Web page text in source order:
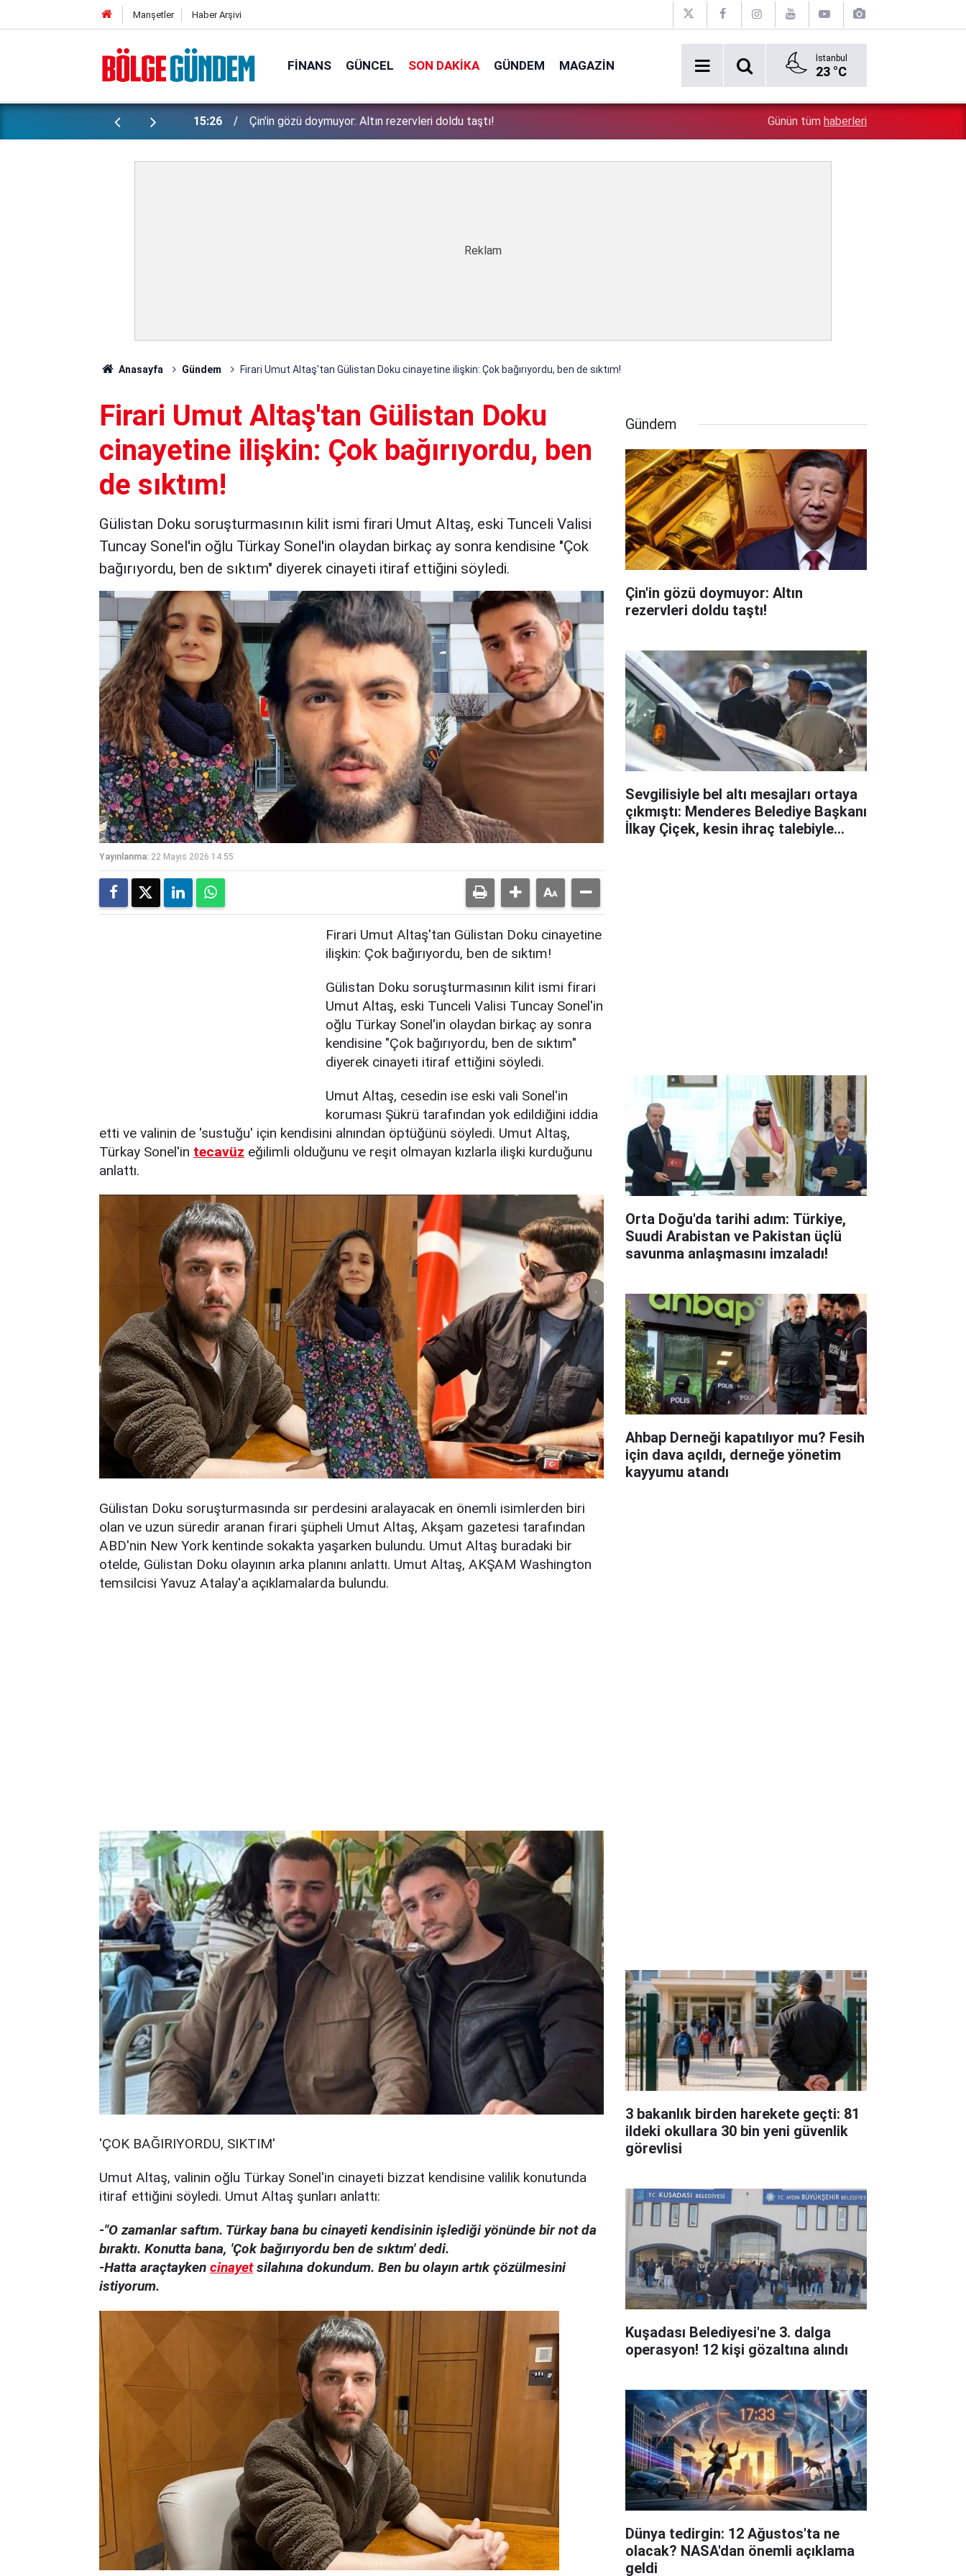
Manşetler Haber Arşivi
FINANS GÜNCEL SON DAKIKA GÜNDEM MAGAZIN İstanbul
23 °C
Peşine düşen emniyet Özbek
15:26 Çin'in gözü doymuyor: Altın rezervleri doldu taştı! Yılmaz Özdil, Özgür Özel'e verdi veriştirdi! ''Bu
Günün tüm haberleri
Anasayfa Gündem Firari Umut Altaş'tan Gülistan Doku cinayetine ilişkin: Çok bağırıyordu, ben de sıktım!
Firari Umut Altaş'tan Gülistan Doku
cinayetine ilişkin: Çok bağırıyordu, ben
de sıktım!
Gülistan Doku soruşturmasının kilit ismi firari Umut Altaş, eski Tunceli Valisi
Tuncay Sonel'in oğlu Türkay Sonel'in olaydan birkaç ay sonra kendisine "Çok
bağırıyordu, ben de sıktım" diyerek cinayeti itiraf ettiğini söyledi.
Yayınlanma: 22 Mayıs 2026 14:55
Firari Umut Altaş'tan Gülistan Doku cinayetine
ilişkin: Çok bağırıyordu, ben de sıktım!
Gülistan Doku soruşturmasının kilit ismi firari
Umut Altaş, eski Tunceli Valisi Tuncay Sonel'in
oğlu Türkay Sonel'in olaydan birkaç ay sonra
kendisine "Çok bağırıyordu, ben de sıktım"
diyerek cinayeti itiraf ettiğini söyledi.
Umut Altaş, cesedin ise eski vali Sonel'in
koruması Şükrü tarafından yok edildiğini iddia
etti ve valinin de 'sustuğu' için kendisini alnından öptüğünü söyledi. Umut Altaş,
Türkay Sonel'in tecavüz eğilimli olduğunu ve reşit olmayan kızlarla ilişki kurduğunu
anlattı.
Gülistan Doku soruşturmasında sır perdesini aralayacak en önemli isimlerden biri
olan ve uzun süredir aranan firari şüpheli Umut Altaş, Akşam gazetesi tarafından
ABD'nin New York kentinde sokakta yaşarken bulundu. Umut Altaş buradaki bir
otelde, Gülistan Doku olayının arka planını anlattı. Umut Altaş, AKŞAM Washington
temsilcisi Yavuz Atalay'a açıklamalarda bulundu.
'ÇOK BAĞIRIYORDU, SIKTIM'
Umut Altaş, valinin oğlu Türkay Sonel'in cinayeti bizzat kendisine valilik konutunda
itiraf ettiğini söyledi. Umut Altaş şunları anlattı:
-"O zamanlar saftım. Türkay bana bu cinayeti kendisinin işlediği yönünde bir not da
bıraktı. Konutta bana, 'Çok bağırıyordu ben de sıktım' dedi.
-Hatta araçtayken cinayetsilahına dokundum. Ben bu olayın artık çözülmesini
istiyorum.
Gündem
Çin'in gözü doymuyor: Altın
rezervleri doldu taştı!
Sevgilisiyle bel altı mesajları ortaya
çıkmıştı: Menderes Belediye Başkanı
İlkay Çiçek, kesin ihraç talebiyle
Orta Doğu'da tarihi adım: Türkiye,
Suudi Arabistan ve Pakistan üçlü
savunma anlaşmasını imzaladı!
Ahbap Derneği kapatılıyor mu? Fesih
için dava açıldı, derneğe yönetim
kayyumu atandı
3 bakanlık birden harekete geçti: 81
ildeki okullara 30 bin yeni güvenlik
görevlisi
Kuşadası Belediyesi'ne 3. dalga
operasyon! 12 kişi gözaltına alındı
Dünya tedirgin: 12 Ağustos'ta ne
olacak? NASA'dan önemli açıklama
geldi